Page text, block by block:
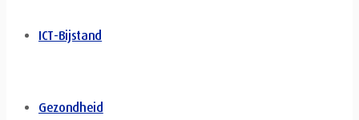
ICT-Bijstand
Gezondheid